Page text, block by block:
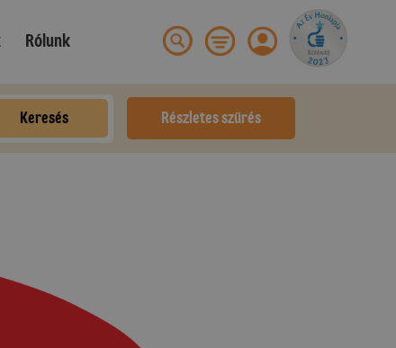
Rólunk
Keresés Részletes szűrés